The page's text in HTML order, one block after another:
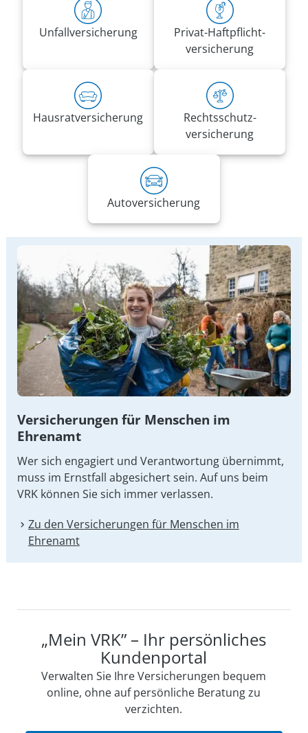
Unfall­versicherung
Privat-Haft­pflicht­
versicherung
Hausrat­versicherung
Rechts­schutz­
versicherung
Auto­versicherung
Versicherungen für Menschen im
Ehrenamt
Wer sich engagiert und Verantwortung übernimmt,
muss im Ernstfall abgesichert sein. Auf uns beim
VRK können Sie sich immer verlassen.
Zu den Versicherungen für Menschen im
Ehrenamt
„Mein VRK” – Ihr persönliches
Kundenportal
Verwalten Sie Ihre Versicherungen bequem
online, ohne auf persön­li­che Beratung zu
verzichten.